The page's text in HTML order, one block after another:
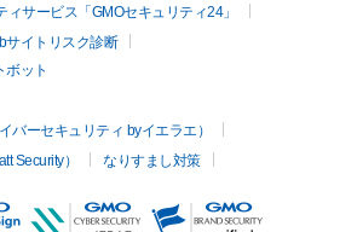
サービス「GMOセキュリティ24」
サイトリスク診断
ボット
バーセキュリティ byイエラエ）
Security）
なりすまし対策